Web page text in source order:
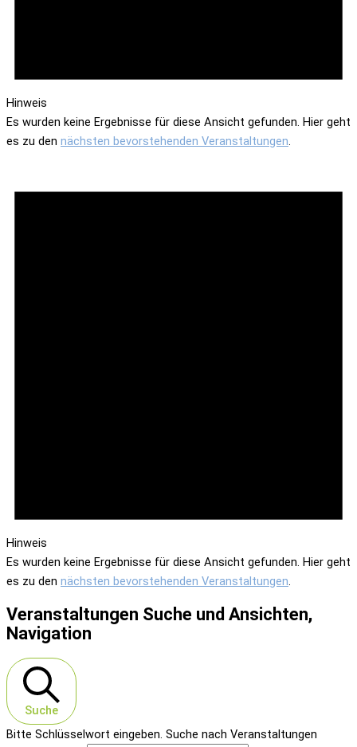
Hinweis
Es wurden keine Ergebnisse für diese Ansicht gefunden. Hier geht
es zu den nächsten bevorstehenden Veranstaltungen
Hinweis
Es wurden keine Ergebnisse für diese Ansicht gefunden. Hier geht
es zu den nächsten bevorstehenden Veranstaltungen.
Veranstaltungen Suche und Ansichten,
Navigation
Suche
Bitte Schlüsselwort eingeben. Suche nach Veranstaltungen